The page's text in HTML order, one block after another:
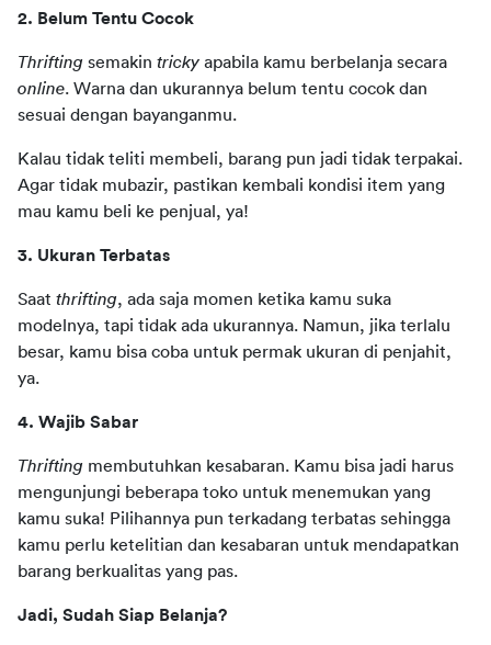
2. Belum Tentu Cocok
Thrifting semakin tricky
online. Warna dan ukurannya belum tentu cocok dan
sesuai dengan bayanganmu.
Kalau tidak teliti membeli, barang pun jadi tidak terpakai.
Agar tidak mubazir, pastikan kembali kondisi item yang
mau kamu beli ke penjual, ya!
3. Ukuran Terbatas
Saat thrifting, ada saja momen ketika kamu suka
modelnya, tapi tidak ada ukurannya. Namun, jika terlalu
besar, kamu bisa coba untuk permak ukuran di penjahit,
ya.
4. Wajib Sabar
Thrifting membutuhkan kesabaran. Kamu bisa jadi harus
mengunjungi beberapa toko untuk menemukan yang
kamu suka! Pilihannya pun terkadang terbatas sehingga
kamu perlu ketelitian dan kesabaran untuk mendapatkan
barang berkualitas yang pas.
Jadi, Sudah Siap Belanja?